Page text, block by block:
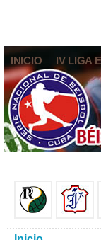
INICIO IV LIGA